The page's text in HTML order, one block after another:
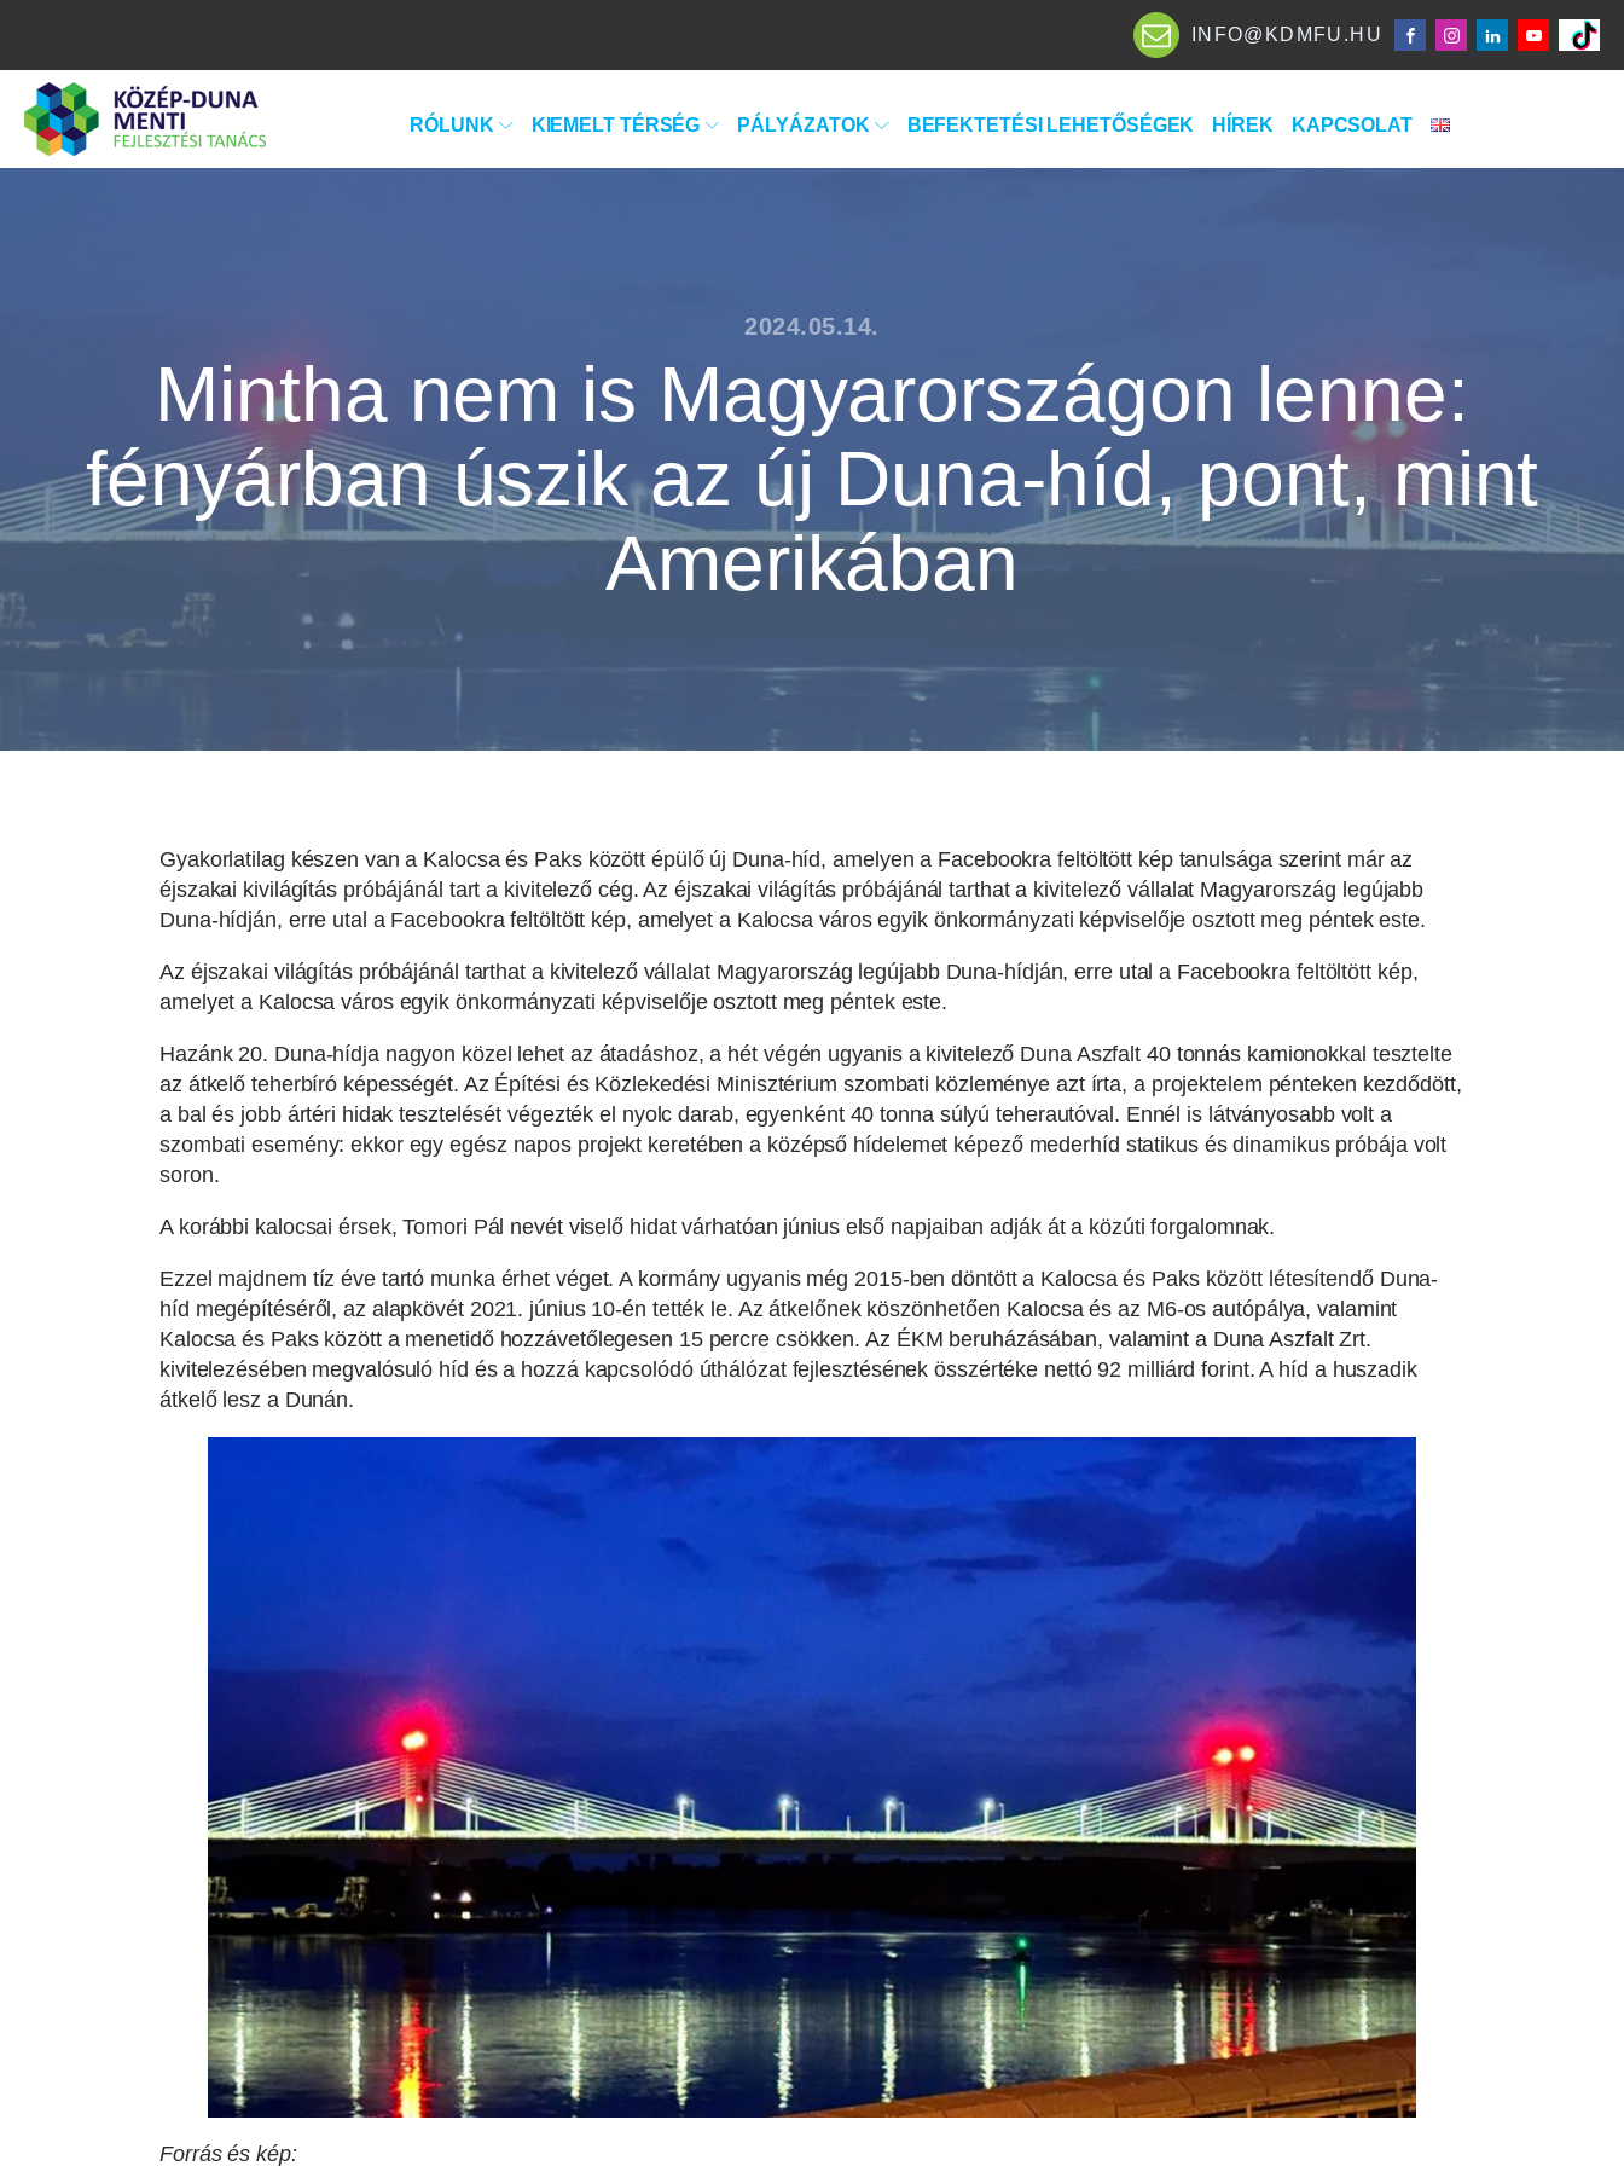
INFO@KDMFU.HU
RÓLUNK KIEMELT TÉRSÉG PÁLYÁZATOK BEFEKTETÉSI LEHETŐSÉGEK HÍREK KAPCSOLAT
2024.05.14.
Mintha nem is Magyarországon lenne:
fényárban úszik az új Duna-híd, pont, mint
Amerikában
Gyakorlatilag készen van a Kalocsa és Paks között épülő új Duna-híd, amelyen a Facebookra feltöltött kép tanulsága szerint már az
éjszakai kivilágítás próbájánál tart a kivitelező cég. Az éjszakai világítás próbájánál tarthat a kivitelező vállalat Magyarország legújabb
Duna-hídján, erre utal a Facebookra feltöltött kép, amelyet a Kalocsa város egyik önkormányzati képviselője osztott meg péntek este.
Az éjszakai világítás próbájánál tarthat a kivitelező vállalat Magyarország legújabb Duna-hídján, erre utal a Facebookra feltöltött kép,
amelyet a Kalocsa város egyik önkormányzati képviselője osztott meg péntek este.
Hazánk 20. Duna-hídja nagyon közel lehet az átadáshoz, a hét végén ugyanis a kivitelező Duna Aszfalt 40 tonnás kamionokkal tesztelte
az átkelő teherbíró képességét. Az Építési és Közlekedési Minisztérium szombati közleménye azt írta, a projektelem pénteken kezdődött,
a bal és jobb ártéri hidak tesztelését végezték el nyolc darab, egyenként 40 tonna súlyú teherautóval. Ennél is látványosabb volt a
szombati esemény: ekkor egy egész napos projekt keretében a középső hídelemet képező mederhíd statikus és dinamikus próbája volt
soron.
A korábbi kalocsai érsek, Tomori Pál nevét viselő hidat várhatóan június első napjaiban adják át a közúti forgalomnak.
Ezzel majdnem tíz éve tartó munka érhet véget. A kormány ugyanis még 2015-ben döntött a Kalocsa és Paks között létesítendő Duna-
híd megépítéséről, az alapkövét 2021. június 10-én tették le. Az átkelőnek köszönhetően Kalocsa és az M6-os autópálya, valamint
Kalocsa és Paks között a menetidő hozzávetőlegesen 15 percre csökken. Az ÉKM beruházásában, valamint a Duna Aszfalt Zrt.
kivitelezésében megvalósuló híd és a hozzá kapcsolódó úthálózat fejlesztésének összértéke nettó 92 milliárd forint. A híd a huszadik
átkelő lesz a Dunán.
Forrás és kép: